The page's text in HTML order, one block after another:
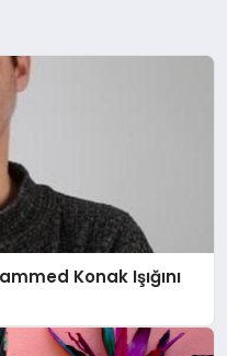
Konak Işığını